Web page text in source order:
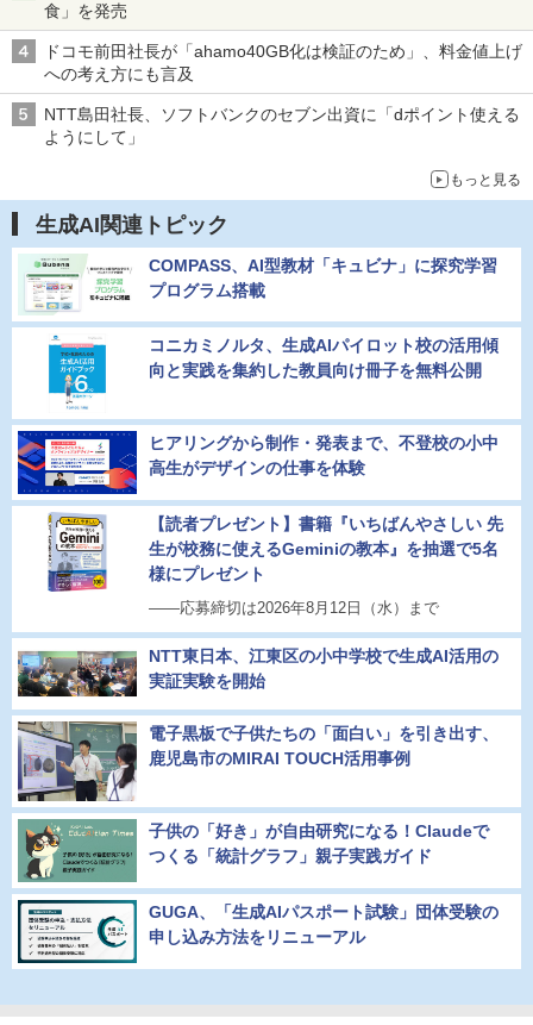
食」を発売
ドコモ前田社長が「ahamo40GB化は検証のため」、料金値上げ
への考え方にも言及
NTT島田社長、ソフトバンクのセブン出資に「dポイント使える
ようにして」
もっと見る
生成AI関連トピック
COMPASS、AI型教材「キュビナ」に探究学習
プログラム搭載
コニカミノルタ、生成AIパイロット校の活用傾
向と実践を集約した教員向け冊子を無料公開
ヒアリングから制作・発表まで、不登校の小中
高生がデザインの仕事を体験
【読者プレゼント】書籍『いちばんやさしい 先
生が校務に使えるGeminiの教本』を抽選で5名
様にプレゼント
――応募締切は2026年8月12日（水）まで
NTT東日本、江東区の小中学校で生成AI活用の
実証実験を開始
電子黒板で子供たちの「面白い」を引き出す、
鹿児島市のMIRAI TOUCH活用事例
子供の「好き」が自由研究になる！Claudeで
つくる「統計グラフ」親子実践ガイド
GUGA、「生成AIパスポート試験」団体受験の
申し込み方法をリニューアル